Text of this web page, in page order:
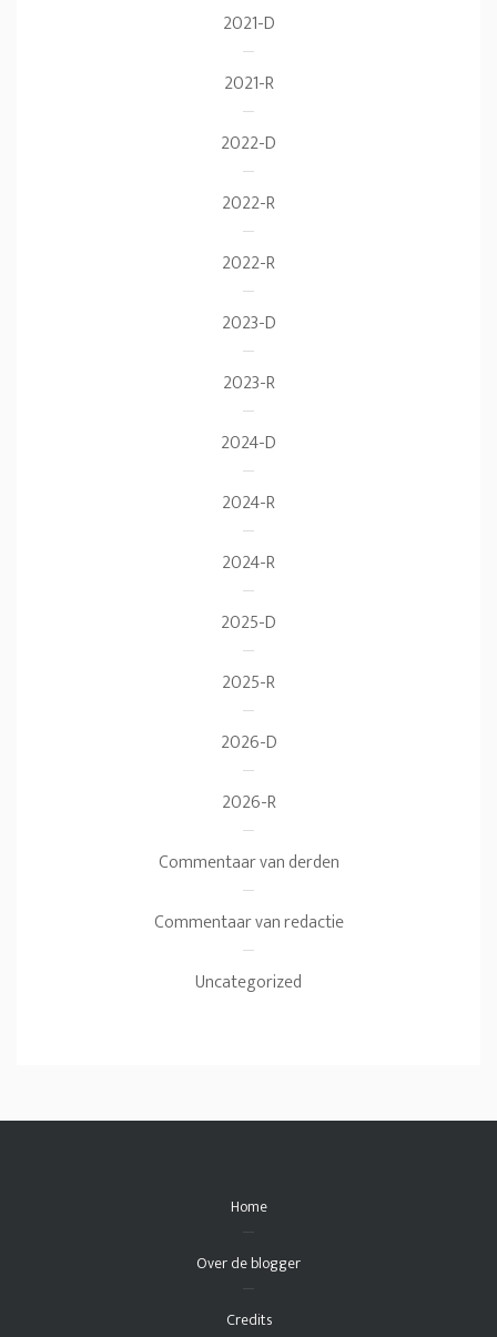
2021-D
2021-R
2022-D
2022-R
2022-R
2023-D
2023-R
2024-D
2024-R
2024-R
2025-D
2025-R
2026-D
2026-R
Commentaar van derden
Commentaar van redactie
Uncategorized
Home
Over de blogger
Credits